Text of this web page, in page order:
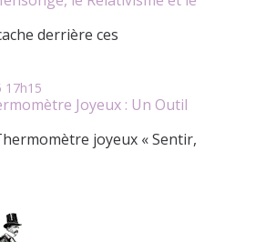
derrière ces
17h15
Joyeux : Un Outil
joyeux « Sentir,